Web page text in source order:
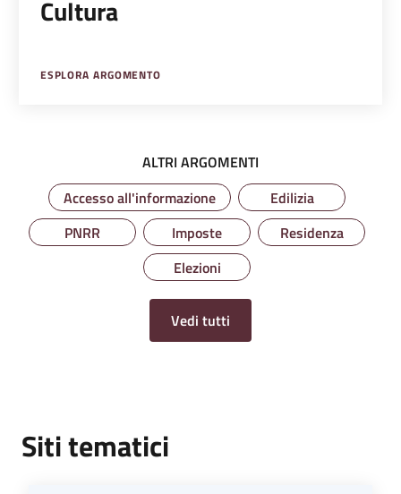
Cultura
ESPLORA ARGOMENTO
ALTRI ARGOMENTI
Accesso all'informazione
Edilizia
PNRR
Imposte
Residenza
Elezioni
Vedi tutti
Siti tematici